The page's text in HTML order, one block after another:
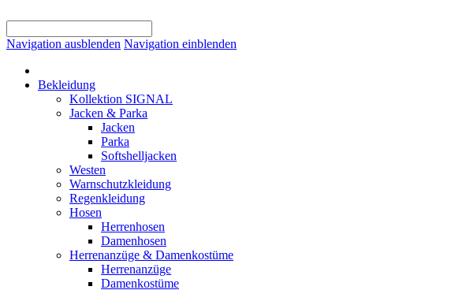
Navigation ausblenden Navigation einblenden
Bekleidung
Kollektion SIGNAL
Jacken & Parka
Jacken
Parka
Softshelljacken
Westen
Warnschutzkleidung
Regenkleidung
Hosen
Herrenhosen
Damenhosen
Herrenanzüge & Damenkostüme
Herrenanzüge
Damenkostüme